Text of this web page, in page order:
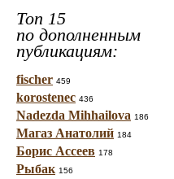
Топ 15
по дополненным
публикациям:
fischer 459
korostenec 436
Nadezda Mihhailova 186
Магаз Анатолий 184
Борис Ассеев 178
Рыбак 156